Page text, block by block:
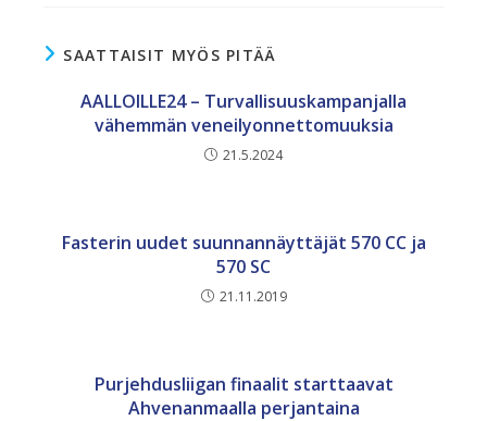
SAATTAISIT MYÖS PITÄÄ
AALLOILLE24 – Turvallisuuskampanjalla
vähemmän veneilyonnettomuuksia
21.5.2024
Fasterin uudet suunnannäyttäjät 570 CC ja
570 SC
21.11.2019
Purjehdusliigan finaalit starttaavat
Ahvenanmaalla perjantaina